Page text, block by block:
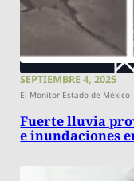
SEPTIEMBRE 4, 2025
El Monitor Estado de México
Fuerte lluvia
e inundaciones